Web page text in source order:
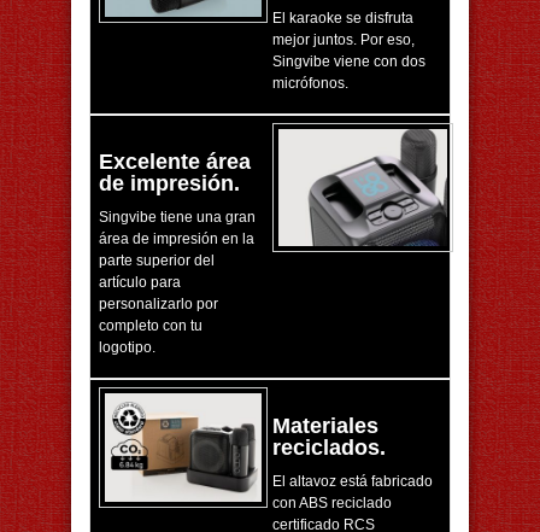
El karaoke se disfruta
mejor juntos. Por eso,
Singvibe viene con dos
micrófonos.
Excelente área
de impresión.
Singvibe tiene una gran
área de impresión en la
parte superior del
artículo para
personalizarlo por
completo con tu
logotipo.
Materiales
reciclados.
El altavoz está fabricado
con ABS reciclado
certificado RCS